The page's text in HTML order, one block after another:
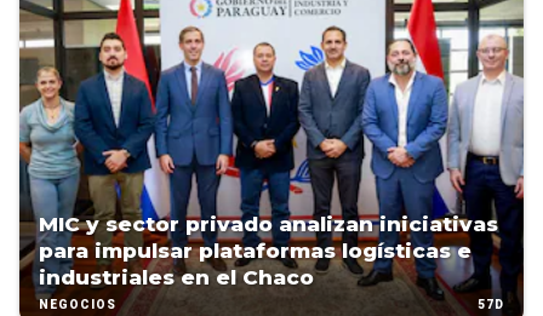
MIC y sector privado analizan iniciativas
para impulsar plataformas logísticas e
industriales en el Chaco
NEGOCIOS 57D